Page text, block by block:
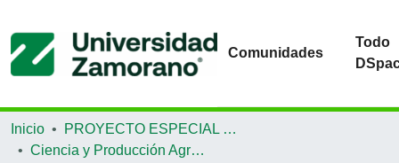
Comunidades
Todo
Inicio
PROYECTO ESPECIAL DE GRADUACIÓN
Ciencia y Producción Agropecuaria